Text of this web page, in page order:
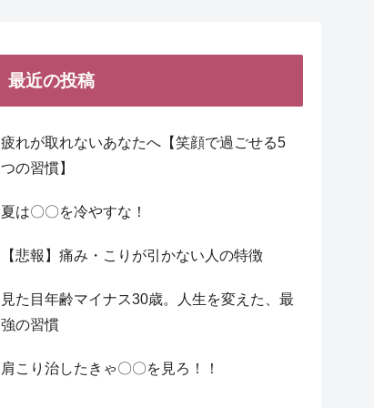
最近の投稿
疲れが取れないあなたへ【笑顔で過ごせる5
つの習慣】
夏は〇〇を冷やすな！
【悲報】痛み・こりが引かない人の特徴
見た目年齢マイナス30歳。人生を変えた、最
強の習慣
肩こり治したきゃ〇〇を見ろ！！